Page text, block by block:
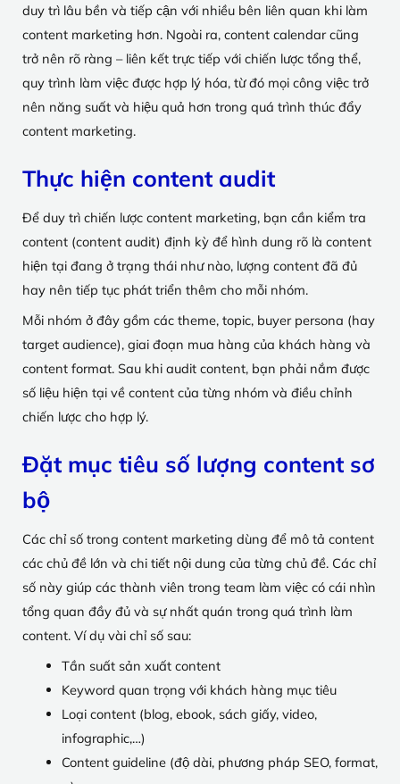
duy trì lâu bền và tiếp cận với nhiều bên liên quan khi làm
content marketing hơn. Ngoài ra, content calendar cũng
trở nên rõ ràng – liên kết trực tiếp với chiến lược tổng thể,
quy trình làm việc được hợp lý hóa, từ đó mọi công việc trở
nên năng suất và hiệu quả hơn trong quá trình thúc đẩy
content marketing.
Thực hiện content audit
Để duy trì chiến lược content marketing, bạn cần kiểm tra
content (content audit) định kỳ để hình dung rõ là content
hiện tại đang ở trạng thái như nào, lượng content đã đủ
hay nên tiếp tục phát triển thêm cho mỗi nhóm.
Mỗi nhóm ở đây gồm các theme, topic, buyer persona (hay
target audience), giai đoạn mua hàng của khách hàng và
content format. Sau khi audit content, bạn phải nắm được
số liệu hiện tại về content của từng nhóm và điều chỉnh
chiến lược cho hợp lý.
Đặt mục tiêu số lượng content sơ
bộ
Các chỉ số trong content marketing dùng để mô tả content
các chủ đề lớn và chi tiết nội dung của từng chủ đề. Các chỉ
số này giúp các thành viên trong team làm việc có cái nhìn
tổng quan đầy đủ và sự nhất quán trong quá trình làm
content. Ví dụ vài chỉ số sau:
Tần suất sản xuất content
Keyword quan trọng với khách hàng mục tiêu
Loại content (blog, ebook, sách giấy, video,
infographic,…)
Content guideline (độ dài, phương pháp SEO, format,